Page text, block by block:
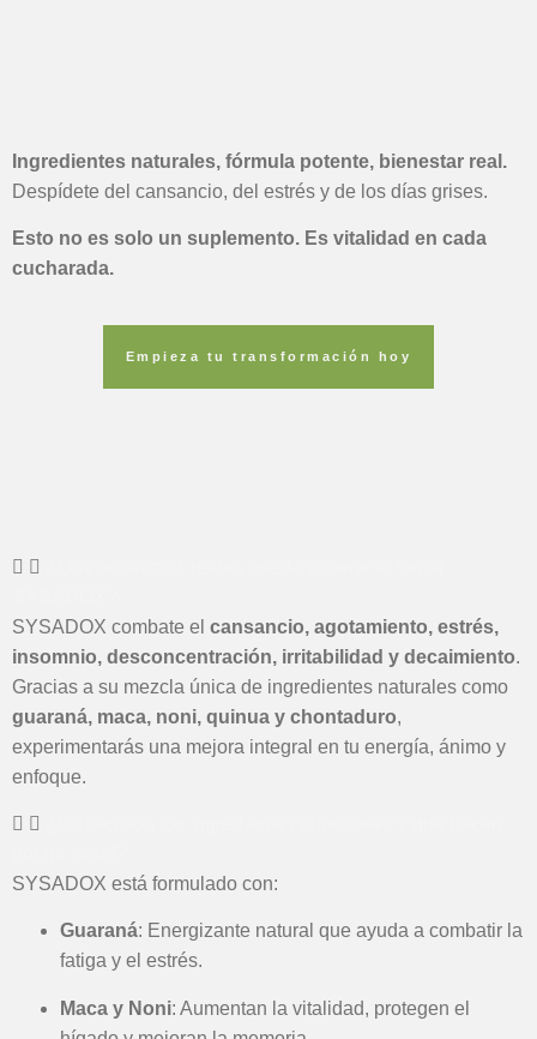
Ingredientes naturales, fórmula potente, bienestar real.
Despídete del cansancio, del estrés y de los días grises.
Esto no es solo un suplemento. Es vitalidad en cada
cucharada.
Empieza tu transformación hoy
SYSADOX combate el cansancio, agotamiento, estrés,
insomnio, desconcentración, irritabilidad y decaimiento.
Gracias a su mezcla única de ingredientes naturales como
guaraná, maca, noni, quinua y chontaduro,
experimentarás una mejora integral en tu energía, ánimo y
enfoque.
SYSADOX está formulado con:
Guaraná: Energizante natural que ayuda a combatir la
fatiga y el estrés.
Maca y Noni: Aumentan la vitalidad, protegen el